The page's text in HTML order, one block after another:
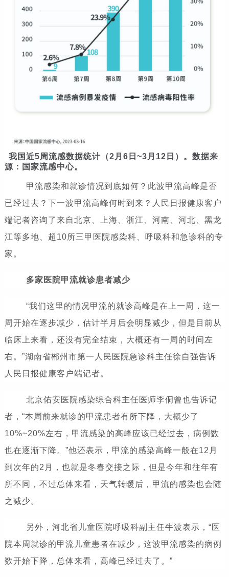
我国近5周流感数据统计（2月6日~3月12日）。数据来
源：国家流感中心。
甲流感染和就诊情况到底如何？此波甲流高峰是否
已经过去？下一波甲流高峰何时到来？人民日报健康客户
端记者咨询了来自北京、上海、浙江、河南、河北、黑龙
江等多地、超10所三甲医院感染科、呼吸科和急诊科的专
家。
多家医院甲流就诊患者减少
“我们这里的情况甲流的就诊高峰是在上一周，这一
周开始在逐步减少，估计半月后会明显减少，但是目前从
临床上来看，还没有完全结束，大概还有一周的时间左
右。”湖南省郴州市第一人民医院急诊科主任徐自强告诉
人民日报健康客户端记者。
北京佑安医院感染综合科主任医师李侗曾也告诉记
者，“本周前来就诊的甲流患者有所下降，大概少了
10%~20%左右，甲流感染的高峰应该已经过去，病例数
也在逐渐下降。”他还表示，甲流的感染高峰一般在12月
到次年的2月，也就是冬春交接之际，但是今年和往年有
所不同，不过总体来看，天气转暖后，甲流的感染也会随
之减少。
另外，河北省儿童医院呼吸科副主任牛波表示，“医
院本周就诊的甲流儿童患者在减少，这波甲流感染的病例
数开始下降，总体来看，高峰已经过去了。”